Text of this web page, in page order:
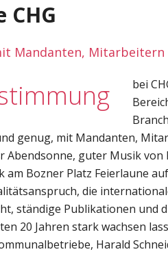
CHG
Mandanten,
bei
genug, mit Mandanten,
Abendsonne, guter Musik von
am Bozner Platz Feierlaune
die
ständige Publikationen und
20 Jahren stark wachsen
Harald